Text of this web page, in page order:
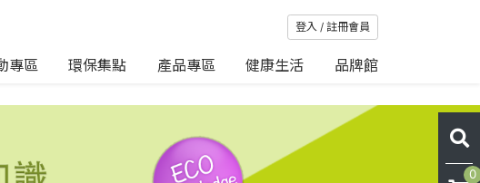
登入 / 註冊會員
專區 環保集點 產品專區 健康生活 品牌館
0